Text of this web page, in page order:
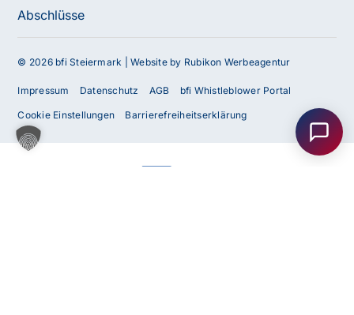
Unterstützung?
Unser Team ist gerne für Sie da! Nehmen Sie jetzt
Kontakt mit uns auf – wir freuen uns auf Ihre Anfrage.
Abschlüsse
© 2026 bfi Steiermark |Website by Rubikon Werbeagentur
Impressum Datenschutz AGB bfi Whistleblower Portal
Cookie Einstellungen Barrierefreiheitserklärung